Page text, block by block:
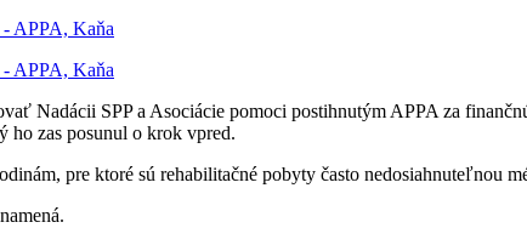
Nadácii SPP a Asociácie pomoci postihnutým APPA za
ho zas posunul o krok vpred.
pre ktoré sú rehabilitačné pobyty často nedosiahnuteľnou